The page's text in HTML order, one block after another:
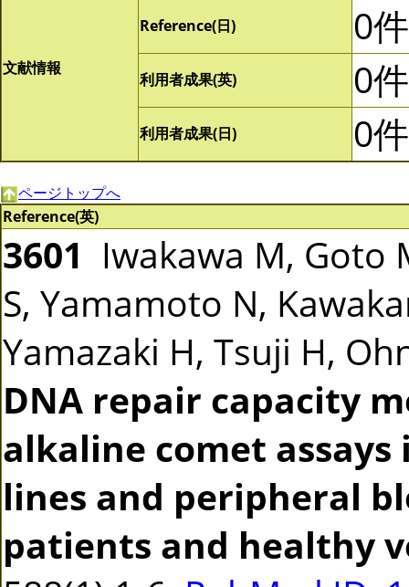
文献情報
Reference(日)
0件
利用者成果(英) 0件
利用者成果(日) 0件
ページトップへ
Reference(英)
3601 Iwakawa M, Goto
S, Yamamoto N,
Yamazaki H, Tsuji H,
DNA repair capacity
alkaline comet
lines and peripheral
patients and healthy